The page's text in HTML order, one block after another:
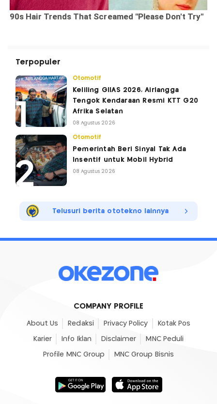
Terpopuler
Otomotif
Keliling GIIAS 2026, Airlangga
Tengok Kendaraan Resmi KTT G20
Afrika Selatan
08 Agustus 2026
Otomotif
Pemerintah Beri Sinyal Tak Ada
Insentif untuk Mobil Hybrid
08 Agustus 2026
Telusuri berita ototekno lainnya